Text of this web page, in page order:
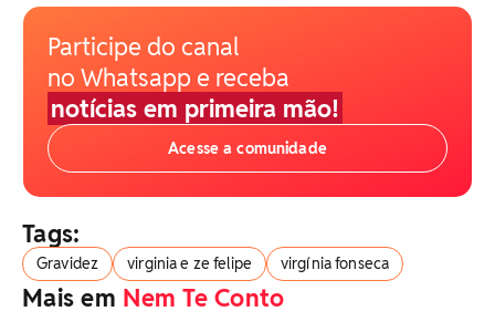
Participe do canal
no Whatsapp e receba
notícias em primeira mão!
Acesse a comunidade
Tags:
Gravidez virginia e ze felipe virgínia fonseca
Mais em Nem Te Conto